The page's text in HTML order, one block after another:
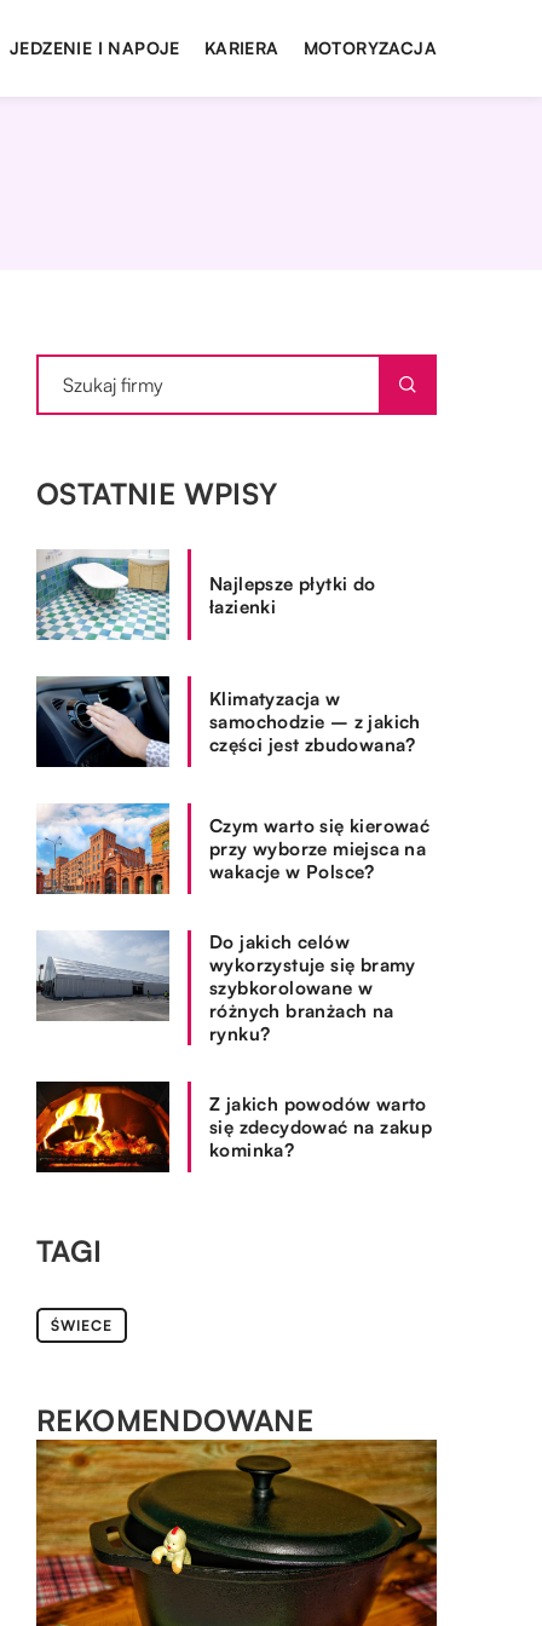
JEDZENIE I NAPOJE KARIERA MOTORYZACJA
OSTATNIE WPISY
Najlepsze płytki do
łazienki
Klimatyzacja w
samochodzie – z jakich
części jest zbudowana?
Czym warto się kierować
przy wyborze miejsca na
wakacje w Polsce?
Do jakich celów
wykorzystuje się bramy
szybkorolowane w
różnych branżach na
rynku?
Z jakich powodów warto
się zdecydować na zakup
kominka?
TAGI
ŚWIECE
REKOMENDOWANE